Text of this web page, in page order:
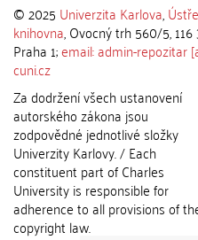
© 2025 Univerzita Karlova,
knihovna, Ovocný trh 560/5, 116
Praha 1;email: admin-repozitar
cuni.cz
Za dodržení všech ustanovení
autorského zákona jsou
zodpovědné jednotlivé složky
Univerzity Karlovy. / Each
constituent part of Charles
University is responsible for
adherence to all provisions of
copyright law.